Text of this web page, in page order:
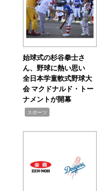
始球式の杉谷拳士さ
ん、野球に熱い思い
全日本学童軟式野球大
会 マクドナルド・トー
ナメントが開幕
スポーツ